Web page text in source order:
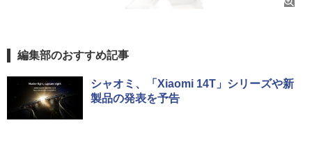
編集部のおすすめ記事
シャオミ、「Xiaomi 14T」シリーズや新
製品の発表を予告